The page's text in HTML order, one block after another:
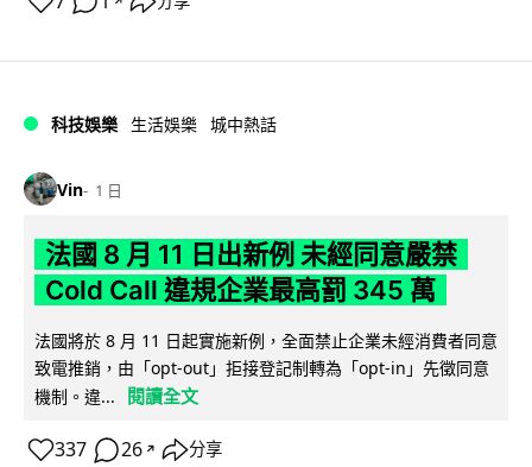
科技娛樂 生活娛樂 城中熱話
Vin 1 日
法國 8 月 11 日出新例 未經同意嚴禁
Cold Call 違規企業最高罰 345 萬
法國將於 8 月 11 日起實施新例，全面禁止企業未經消費者同意
致電推銷，由「opt-out」拒接登記制轉為「opt-in」先徵同意
機制。違...
閱讀全文
337 26 ↗ 分享